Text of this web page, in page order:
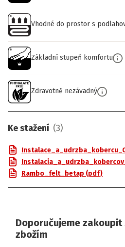
Vhodné do prostor s
Základní stupeň komfortu
Zdravotně nezávadný
Ke stažení (3)
Rambo_felt_betap (pdf)
Doporučujeme
zbožím